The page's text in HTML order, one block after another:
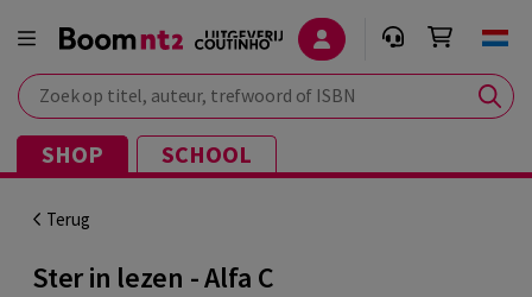
Zoek op titel, auteur, trefwoord of ISBN
SHOP SCHOOL
Terug
Ster in lezen - Alfa C